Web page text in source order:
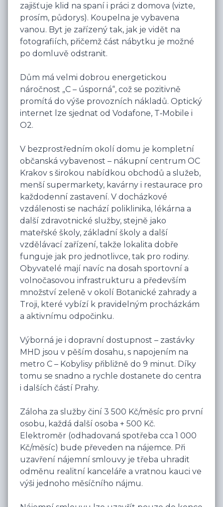
zajišťuje klid na spaní i práci z domova (vizte,
prosím, půdorys). Koupelna je vybavena
vanou. Byt je zařízený tak, jak je vidět na
fotografiích, přičemž část nábytku je možné
po domluvě odstranit.
Dům má velmi dobrou energetickou
náročnost „C – úsporná“, což se pozitivně
promítá do výše provozních nákladů. Optický
internet lze sjednat od Vodafone, T‑Mobile i
O2.
V bezprostředním okolí domu je kompletní
občanská vybavenost – nákupní centrum OC
Krakov s širokou nabídkou obchodů a služeb,
menší supermarkety, kavárny i restaurace pro
každodenní zastavení. V docházkové
vzdálenosti se nachází poliklinika, lékárna a
další zdravotnické služby, stejně jako
mateřské školy, základní školy a další
vzdělávací zařízení, takže lokalita dobře
funguje jak pro jednotlivce, tak pro rodiny.
Obyvatelé mají navíc na dosah sportovní a
volnočasovou infrastrukturu a především
množství zeleně v okolí Botanické zahrady a
Troji, které vybízí k pravidelným procházkám
a aktivnímu odpočinku.
Výborná je i dopravní dostupnost – zastávky
MHD jsou v pěším dosahu, s napojením na
metro C – Kobylisy přibližně do 9 minut. Díky
tomu se snadno a rychle dostanete do centra
i dalších částí Prahy.
Záloha za služby činí 3 500 Kč/měsíc pro první
osobu, každá další osoba + 500 Kč.
Elektroměr (odhadovaná spotřeba cca 1 000
Kč/měsíc) bude převeden na nájemce. Při
uzavření nájemní smlouvy je třeba uhradit
odměnu realitní kanceláře a vratnou kauci ve
výši jednoho měsíčního nájmu.